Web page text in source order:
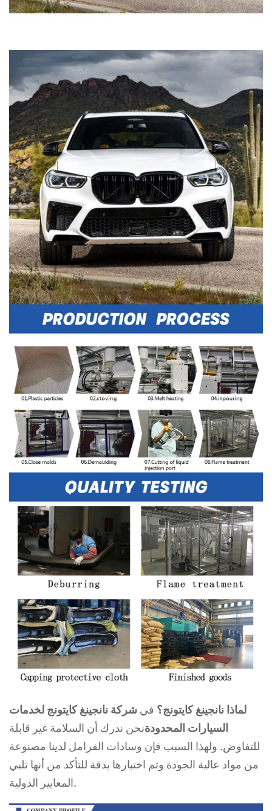
لماذا نانجينغ كايتونج؟ في شركة نانجينغ كايتونج لخدمات
السيارات المحدودةنحن ندرك أن السلامة غير قابلة
للتفاوض. ولهذا السبب فإن وسادات الفرامل لدينا مصنوعة
من مواد عالية الجودة وتم اختبارها بدقة للتأكد من أنها تلبي
المعايير الدولية.